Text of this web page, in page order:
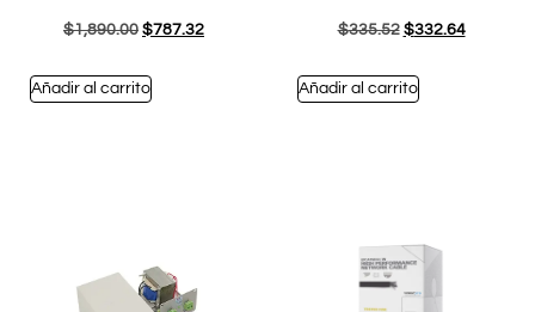
$1,890.00 $787.32
Añadir al carrito
$335.52 $332.64
Añadir al carrito